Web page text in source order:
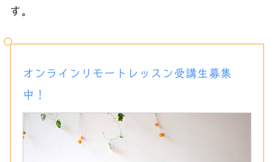
す。
オンラインリモートレッスン受講生募集
中！